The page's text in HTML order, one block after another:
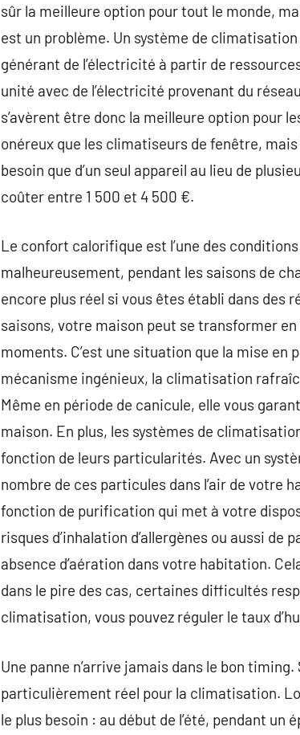
sûr la meilleure option pour tout le monde,
est un problème. Un système de
générant de l’électricité à partir de
unité avec de l’électricité provenant du
s’avèrent être donc la meilleure option pour
onéreux que les climatiseurs de fenêtre,
besoin que d’un seul appareil au lieu de
coûter entre 1 500 et 4 500 €.
Le confort calorifique est l’une des
malheureusement, pendant les saisons de
encore plus réel si vous êtes établi dans
saisons, votre maison peut se transformer
moments. C’est une situation que la mise
mécanisme ingénieux, la climatisation
Même en période de canicule, elle vous
maison. En plus, les systèmes de
fonction de leurs particularités. Avec un
nombre de ces particules dans l’air de
fonction de purification qui met à votre
risques d’inhalation d’allergènes ou aussi
absence d’aération dans votre habitation.
dans le pire des cas, certaines difficultés
climatisation, vous pouvez réguler le taux
Une panne n’arrive jamais dans le bon
particulièrement réel pour la climatisation.
le plus besoin : au début de l’été, pendant